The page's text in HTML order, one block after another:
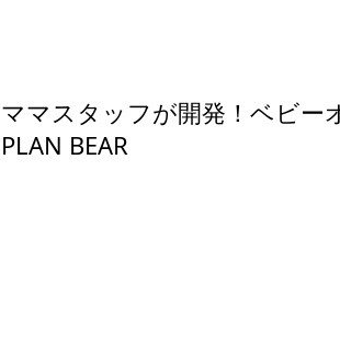
ママスタッフが開発！ベビー
PLAN BEAR